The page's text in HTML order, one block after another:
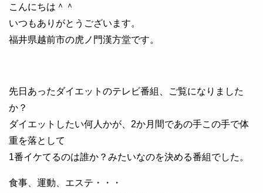
こんにちは＾＾
いつもありがとうございます。
福井県越前市の虎ノ門漢方堂です。
先日あったダイエットのテレビ番組、ご覧になりました
か？
ダイエットしたい何人かが、2か月間であの手この手で体
重を落として
1番イケてるのは誰か？みたいなのを決める番組でした。
食事、運動、エステ・・・